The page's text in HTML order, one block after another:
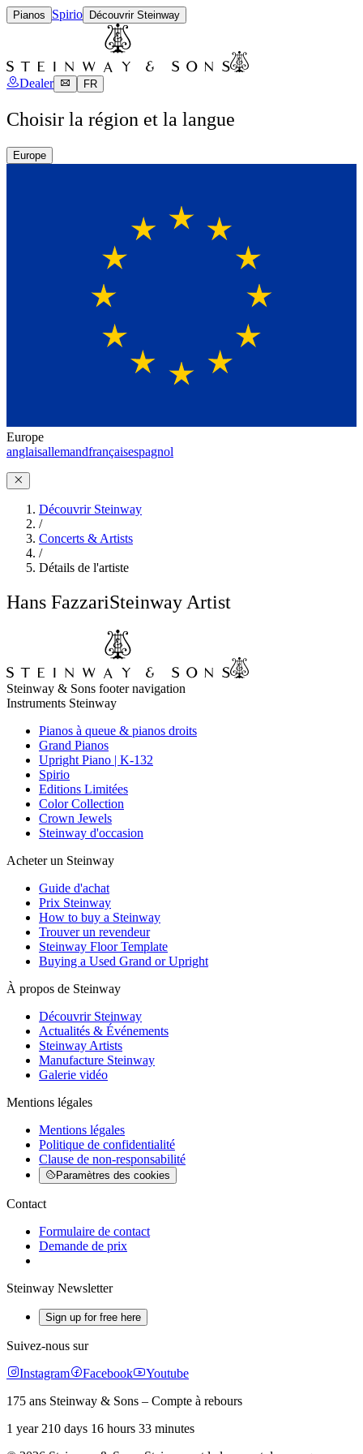
Pianos Spirio Découvrir Steinway
Dealer FR
Choisir la région et la langue
Europe
Europe
anglaisallemandfrançaisespagnol
Découvrir Steinway
/
Concerts & Artists
/
Détails de l'artiste
Hans FazzariSteinway Artist
Steinway & Sons footer navigation
Instruments Steinway
Pianos à queue & pianos droits
Grand Pianos
Upright Piano | K-132
Spirio
Editions Limitées
Color Collection
Crown Jewels
Steinway d'occasion
Acheter un Steinway
Guide d'achat
Prix Steinway
How to buy a Steinway
Trouver un revendeur
Steinway Floor Template
Buying a Used Grand or Upright
À propos de Steinway
Découvrir Steinway
Actualités & Événements
Steinway Artists
Manufacture Steinway
Galerie vidéo
Mentions légales
Mentions légales
Politique de confidentialité
Clause de non-responsabilité
Paramètres des cookies
Contact
Formulaire de contact
Demande de prix
Steinway Newsletter
Sign up for free here
Suivez-nous sur
Instagram
Facebook
Youtube
175 ans Steinway & Sons – Compte à rebours
1 year 210 days 16 hours 33 minutes